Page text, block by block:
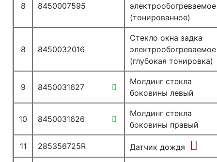
8 8450007595
электрообогреваемое
(тонированное)
8 8450032016
Стекло окна задка
электрообогреваемое
(глубокая тонировка)
9 8450031627
Молдинг стекла
боковины левый
10 8450031626
Молдинг стекла
боковины правый
11 285356725R Датчик дождя